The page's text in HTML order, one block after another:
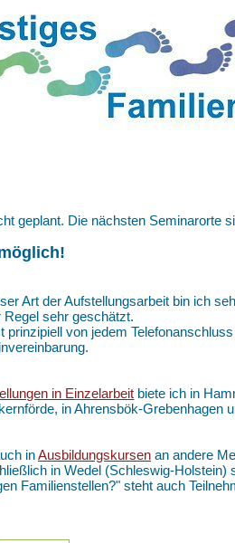
geplant. Die nächsten Seminarorte
Art der Aufstellungsarbeit bin ich
Regel sehr geschätzt.
prinzipiell von jedem
in Einzelarbeit biete ich in
in Ahrensbök-Grebenhagen
inAusbildungskursen an andere
in Wedel (Schleswig-Holstein)
Familienstellen?" steht auch